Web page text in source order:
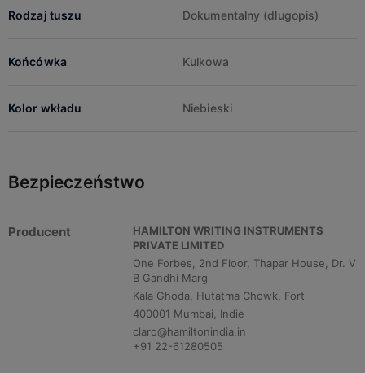
Rodzaj tuszu Dokumentalny (długopis)
Końcówka Kulkowa
Kolor wkładu Niebieski
Bezpieczeństwo
Producent
HAMILTON WRITING INSTRUMENTS
PRIVATE LIMITED
One Forbes, 2nd Floor, Thapar House, Dr. V
B Gandhi Marg
Kala Ghoda, Hutatma Chowk, Fort
400001 Mumbai, Indie
claro@hamiltonindia.in
+91 22-61280505